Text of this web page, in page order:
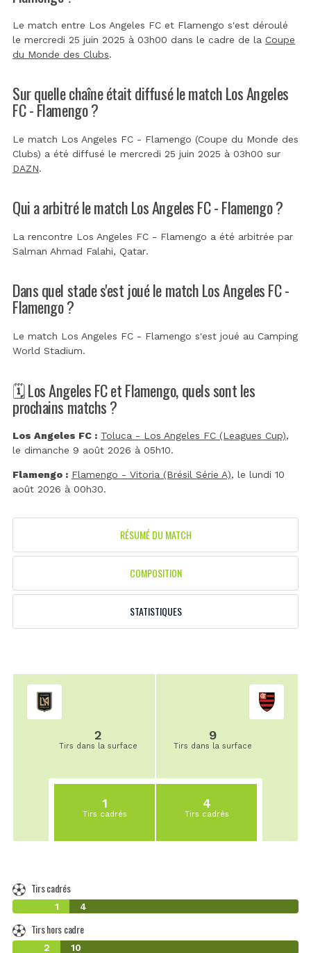
Le match entre Los Angeles FC et Flamengo s'est déroulé
le mercredi 25 juin 2025 à 03h00 dans le cadre de la Coupe
du Monde des Clubs.
Sur quelle chaîne était diffusé le match Los Angeles
FC - Flamengo ?
Le match Los Angeles FC - Flamengo (Coupe du Monde des
Clubs) a été diffusé le mercredi 25 juin 2025 à 03h00 sur
DAZN.
Qui a arbitré le match Los Angeles FC - Flamengo ?
La rencontre Los Angeles FC - Flamengo a été arbitrée par
Salman Ahmad Falahi, Qatar.
Dans quel stade s'est joué le match Los Angeles FC -
Flamengo ?
Le match Los Angeles FC - Flamengo s'est joué au Camping
World Stadium.
🗓️ Los Angeles FC et Flamengo, quels sont les
prochains matchs ?
Los Angeles FC : Toluca - Los Angeles FC (Leagues Cup),
le dimanche 9 août 2026 à 05h10.
Flamengo : Flamengo - Vitoria (Brésil Série A), le lundi 10
août 2026 à 00h30.
RÉSUMÉ DU MATCH
COMPOSITION
STATISTIQUES
2
Tirs dans la surface
1
Tirs cadrés
9
Tirs dans la surface
4
Tirs cadrés
Tirs cadrés
1 4
Tirs hors cadre
2 10